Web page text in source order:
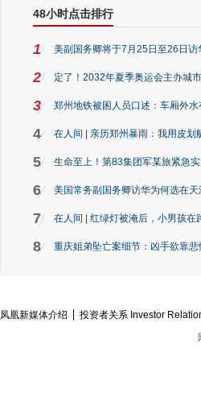
48小时点击排行
1 美副国务卿将于7月25日至26日访
2 定了！2032年夏季奥运会主办城
3 郑州地铁被困人员口述：车厢外
4 在人间 | 亲历郑州暴雨：我用皮划
5 生命至上！第83集团军某旅紧急
6 美国常务副国务卿访华为何选在
7 在人间 | 红绿灯被淹后，小男孩在
8 重庆姐弟坠亡案细节：凶手欲靠
凤凰新媒体介绍 投资者关系 Investor